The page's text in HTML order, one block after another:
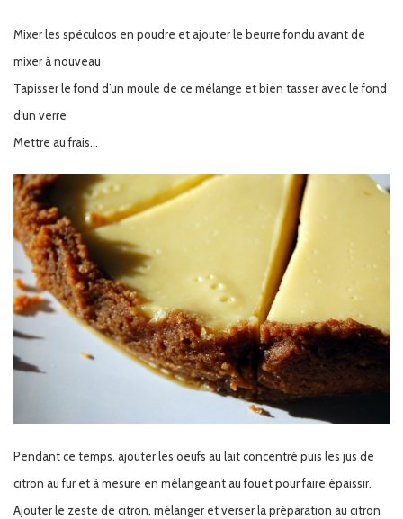
Mixer les spéculoos en poudre et ajouter le beurre fondu avant de
mixer à nouveau
Tapisser le fond d’un moule de ce mélange et bien tasser avec le fond
d’un verre
Mettre au frais…
Pendant ce temps, ajouter les oeufs au lait concentré puis les jus de
citron au fur et à mesure en mélangeant au fouet pour faire épaissir.
Ajouter le zeste de citron, mélanger et verser la préparation au citron